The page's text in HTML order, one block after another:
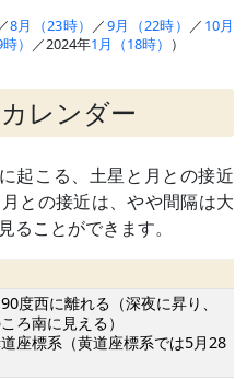
8月（23時） ／9月（22時） ／ 10月
） ／2024年1月（18時） ）
レンダー
起こる、土星と月との接近
との接近は、やや間隔は大
ることができます。
度西に離れる（深夜に昇り、
ろ南に見える）
座標系（黄道座標系では5月28